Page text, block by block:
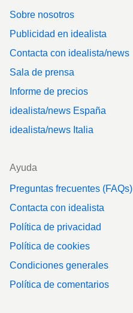
Sobre nosotros
Publicidad en idealista
Contacta con idealista/news
Sala de prensa
Informe de precios
idealista/news España
idealista/news Italia
Ayuda
Preguntas frecuentes (FAQs)
Contacta con idealista
Política de privacidad
Política de cookies
Condiciones generales
Política de comentarios